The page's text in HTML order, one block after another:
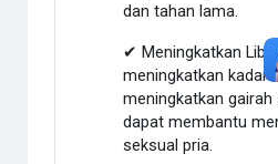
dan tahan lama.
✔ Meningkatkan
meningkatkan kadar
meningkatkan
dapat membantu
seksual pria.